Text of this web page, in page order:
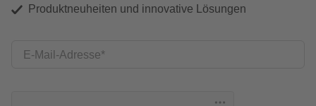
Produktneuheiten und innovative Lösungen
E-Mail-Adresse